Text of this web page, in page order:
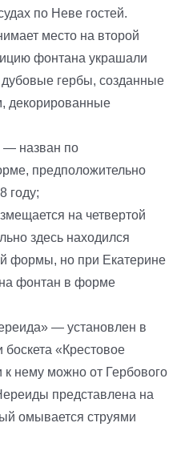
по Неве гостей.
место на второй
фонтана украшали
гербы, созданные
декорированные
— назван по
предположительно
году;
на четвертой
здесь находился
формы, но при Екатерине
фонтан в форме
— установлен в
боскета «Крестовое
к нему можно от Гербового
представлена на
омывается струями